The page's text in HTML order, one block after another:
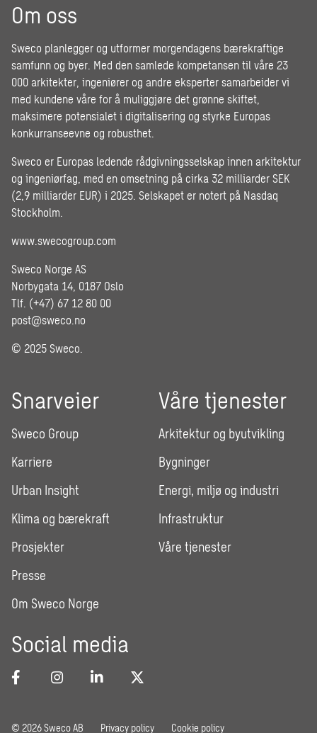
Om oss
Sweco planlegger og utformer morgendagens bærekraftige
samfunn og byer. Med den samlede kompetansen til våre 23
000 arkitekter, ingeniører og andre eksperter samarbeider vi
med kundene våre for å muliggjøre det grønne skiftet,
maksimere potensialet i digitalisering og styrke Europas
konkurranseevne og robusthet.
Sweco er Europas ledende rådgivningsselskap innen arkitektur
og ingeniørfag, med en omsetning på cirka 32 milliarder SEK
(2,9 milliarder EUR) i 2025. Selskapet er notert på Nasdaq
Stockholm.
www.swecogroup.com
Sweco Norge AS
Norbygata 14, 0187 Oslo
Tlf. (+47) 67 12 80 00
post@sweco.no
© 2025 Sweco.
Snarveier
Sweco Group
Karriere
Urban Insight
Klima og bærekraft
Prosjekter
Presse
Om Sweco Norge
Våre tjenester
Arkitektur og byutvikling
Bygninger
Energi, miljø og industri
Infrastruktur
Våre tjenester
Social media
© 2026 Sweco AB Privacy policy Cookie policy